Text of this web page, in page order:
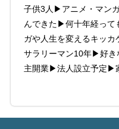
子供3人▶アニメ・マン
んできた▶何十年経って
ガや人生を変えるキッ
サラリーマン10年▶好
主開業▶法人設立予定▶